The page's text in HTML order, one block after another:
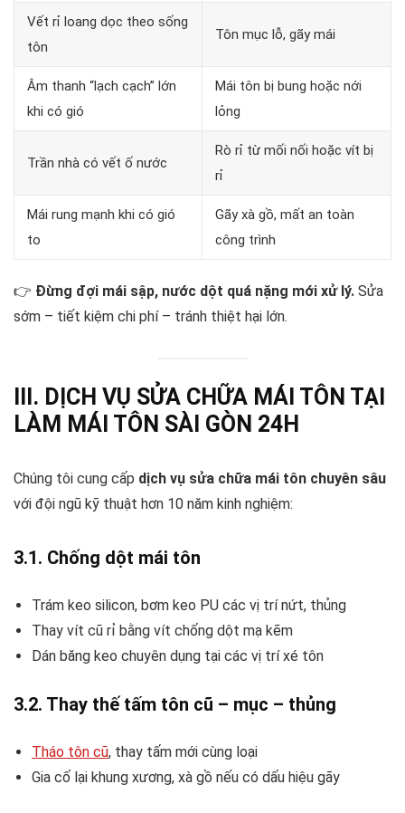
Vết rỉ loang dọc theo sống
tôn
Tôn mục lỗ, gãy mái
Âm thanh “lạch cạch” lớn
khi có gió
Mái tôn bị bung hoặc nới
lỏng
Trần nhà có vết ố nước
Rò rỉ từ mối nối hoặc vít bị
rỉ
Mái rung mạnh khi có gió
to
Gãy xà gồ, mất an toàn
công trình
👉 Đừng đợi mái sập, nước dột quá nặng mới xử lý. Sửa
sớm – tiết kiệm chi phí – tránh thiệt hại lớn.
III. DỊCH VỤ SỬA CHỮA MÁI TÔN TẠI
LÀM MÁI TÔN SÀI GÒN 24H
Chúng tôi cung cấp dịch vụ sửa chữa mái tôn chuyên sâu
với đội ngũ kỹ thuật hơn 10 năm kinh nghiệm:
3.1. Chống dột mái tôn
Trám keo silicon, bơm keo PU các vị trí nứt, thủng
Thay vít cũ rỉ bằng vít chống dột mạ kẽm
Dán băng keo chuyên dụng tại các vị trí xé tôn
3.2. Thay thế tấm tôn cũ – mục – thủng
Tháo tôn cũ, thay tấm mới cùng loại
Gia cố lại khung xương, xà gồ nếu có dấu hiệu gãy